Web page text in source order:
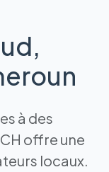
à des
offre une
locaux.